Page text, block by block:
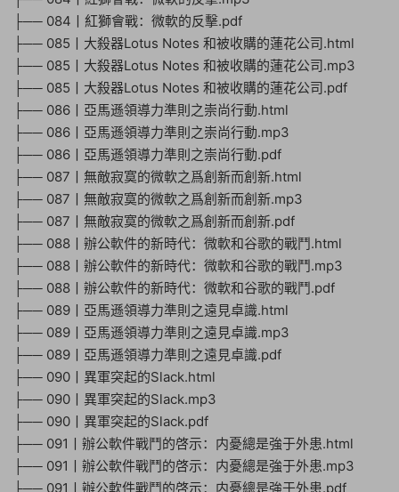
├── 084丨紅獅會戰：微軟的反擊.pdf
├── 085丨大殺器Lotus Notes 和被收購的蓮花公司.html
├── 085丨大殺器Lotus Notes 和被收購的蓮花公司.mp3
├── 085丨大殺器Lotus Notes 和被收購的蓮花公司.pdf
├── 086丨亞馬遜領導力準則之崇尚行動.html
├── 086丨亞馬遜領導力準則之崇尚行動.mp3
├── 086丨亞馬遜領導力準則之崇尚行動.pdf
├── 087丨無敵寂寞的微軟之爲創新而創新.html
├── 087丨無敵寂寞的微軟之爲創新而創新.mp3
├── 087丨無敵寂寞的微軟之爲創新而創新.pdf
├── 088丨辦公軟件的新時代：微軟和谷歌的戰鬥.html
├── 088丨辦公軟件的新時代：微軟和谷歌的戰鬥.mp3
├── 088丨辦公軟件的新時代：微軟和谷歌的戰鬥.pdf
├── 089丨亞馬遜領導力準則之遠見卓識.html
├── 089丨亞馬遜領導力準則之遠見卓識.mp3
├── 089丨亞馬遜領導力準則之遠見卓識.pdf
├── 090丨異軍突起的Slack.html
├── 090丨異軍突起的Slack.mp3
├── 090丨異軍突起的Slack.pdf
├── 091丨辦公軟件戰鬥的啓示：内憂總是強于外患.html
├── 091丨辦公軟件戰鬥的啓示：内憂總是強于外患.mp3
├── 091丨辦公軟件戰鬥的啓示：内憂總是強于外患.pdf